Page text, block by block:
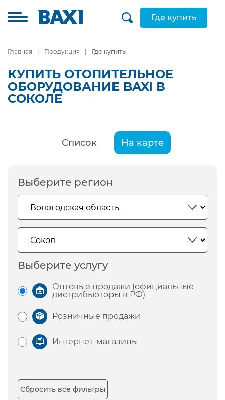
Где купить
Главная Продукция Где купить
КУПИТЬ ОТОПИТЕЛЬНОЕ
ОБОРУДОВАНИЕ BAXI В
СОКОЛЕ
Список На карте
Выберите регион
Выберите услугу
Оптовые продажи (официальные
дистрибьюторы в РФ)
Розничные продажи
Интернет-магазины
Сбросить все фильтры